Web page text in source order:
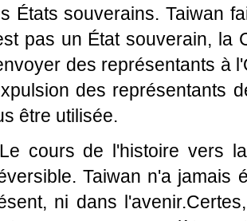
États souverains. Taiwan
pas un État souverain, la
des représentants à
des représentants
être utilisée.
Le cours de l'histoire vers
Taiwan n'a jamais
ni dans